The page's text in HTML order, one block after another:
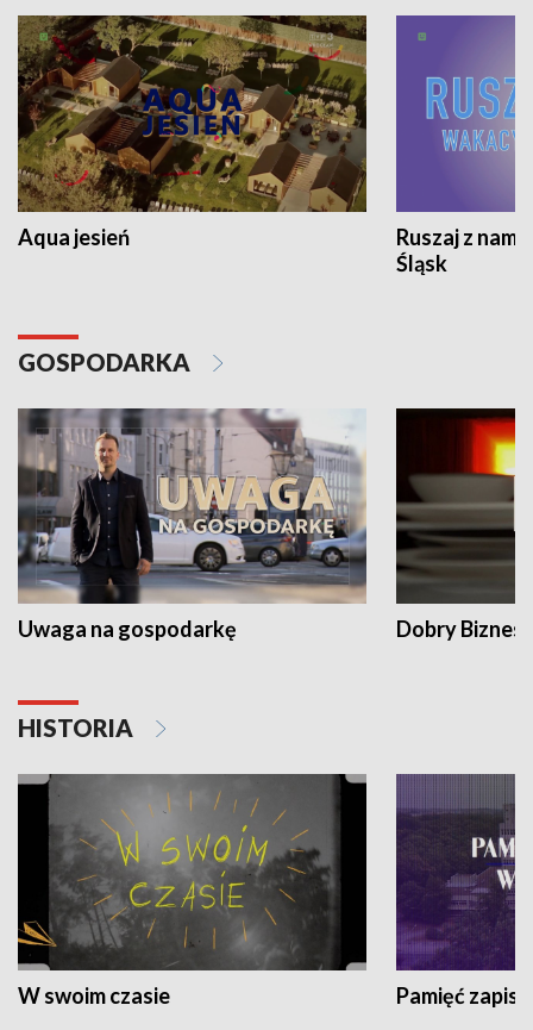
Aqua jesień
Ruszaj z
Śląsk
GOSPODARKA
Uwaga na gospodarkę Dobry Biznes
HISTORIA
W swoim czasie Pamięć